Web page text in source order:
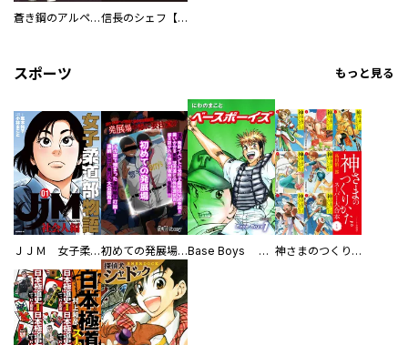
蒼き鋼のアルペジオ 信長のシェフ【単話版】
スポーツ もっと見る
ＪＪＭ 女子柔道部物語 社会人編 初めての発展場 【白抜き修正版】 Base Boys 新装版 神さまのつくりかた。スーパー大合本